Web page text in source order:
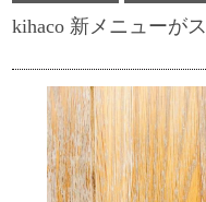
kihaco 新メニューが